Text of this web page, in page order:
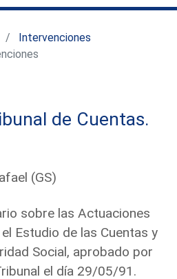
Intervenciones
de Cuentas.
(GS)
sobre las Actuaciones
Estudio de las Cuentas y
Social, aprobado por
el día 29/05/91.